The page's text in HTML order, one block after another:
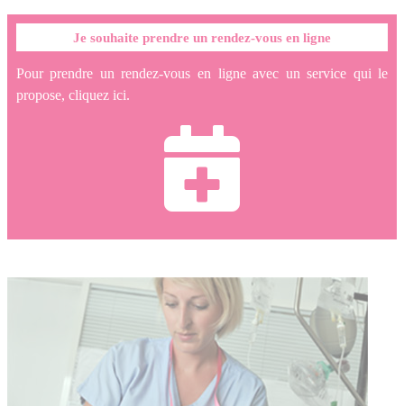
Je souhaite prendre un rendez-vous en ligne
Pour prendre un rendez-vous en ligne avec un service qui le
propose, cliquez ici.